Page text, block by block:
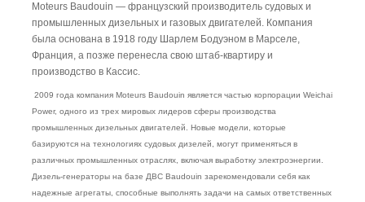
Moteurs Baudouin — французский производитель судовых и
промышленных дизельных и газовых двигателей. Компания
была основана в 1918 году Шарлем Бодуэном в Марселе,
Франция, а позже перенесла свою штаб-квартиру и
производство в Кассис.
2009 года компания Moteurs Baudouin является частью корпорации Weichai
Power, одного из трех мировых лидеров сферы производства
промышленных дизельных двигателей. Новые модели, которые
базируются на технологиях судовых дизелей, могут применяться в
различных промышленных отраслях, включая выработку электроэнергии.
Дизель-генераторы на базе ДВС Baudouin зарекомендовали себя как
надежные агрегаты, способные выполнять задачи на самых ответственных